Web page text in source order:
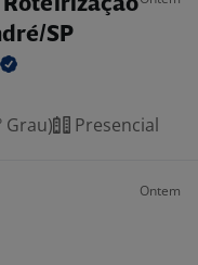
SP
Grau) Presencial
Ontem